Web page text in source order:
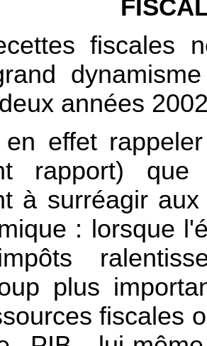
fiscales
années
effet
rapport) que
à surréagir
: lorsque
plus
fiscales